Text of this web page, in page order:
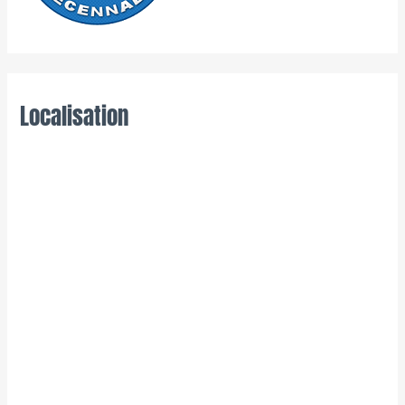
Localisation